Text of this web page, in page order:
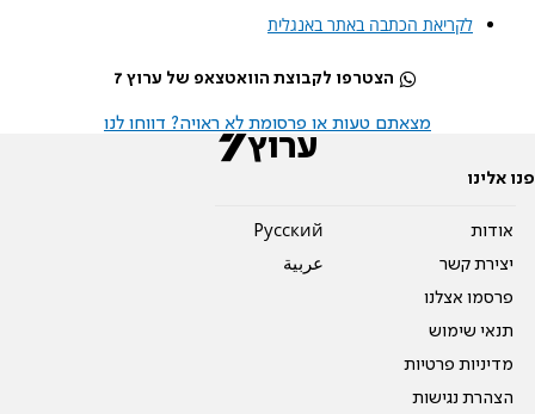
לקריאת הכתבה באתר באנגלית
הצטרפו לקבוצת הוואטצאפ של ערוץ 7
מצאתם טעות או פרסומת לא ראויה? דווחו לנו
פנו אלינו
אודות
יצירת קשר
פרסמו אצלנו
תנאי שימוש
מדיניות פרטיות
הצהרת נגישות
Pусский
عربية